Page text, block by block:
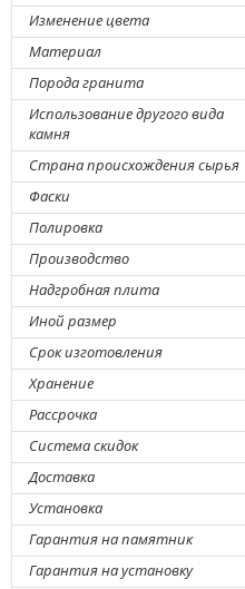
Изменение цвета
Материал
Порода гранита
Использование другого вида
камня
Страна происхождения сырья
Фаски
Полировка
Производство
Надгробная плита
Иной размер
Срок изготовления
Хранение
Рассрочка
Система скидок
Доставка
Установка
Гарантия на памятник
Гарантия на установку